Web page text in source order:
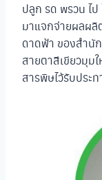
ปลูก รด พรวน ไ
มาแจกจ่ายผลผลิ
ดาดฟ้า ของสำนั
สายตาสีเขียวมุ
สารพิษไว้รับประท